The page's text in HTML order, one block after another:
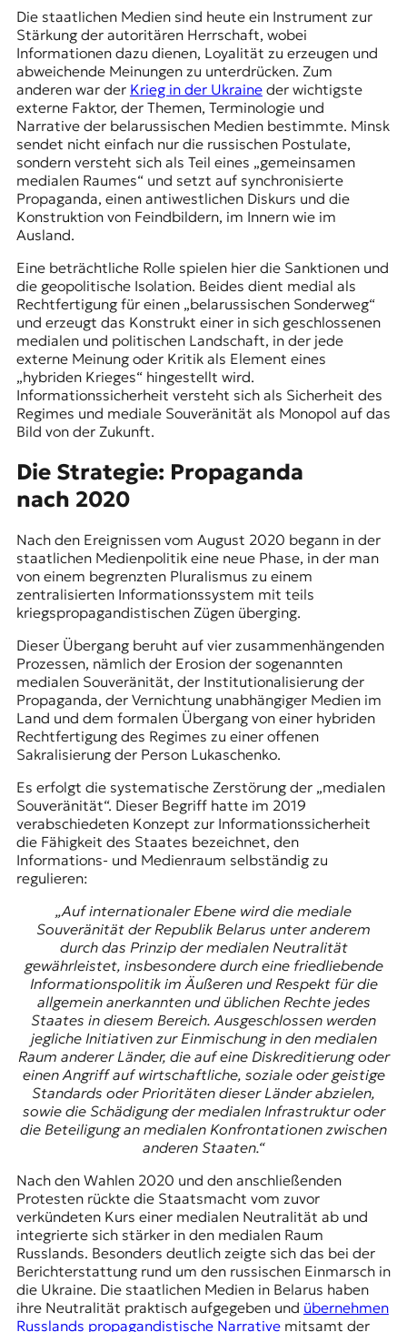
Die staatlichen Medien sind heute ein Instrument zur
Stärkung der autoritären Herrschaft, wobei
Informationen dazu dienen, Loyalität zu erzeugen und
abweichende Meinungen zu unterdrücken. Zum
anderen war der Krieg in der Ukraineder wichtigste
externe Faktor, der Themen, Terminologie und
Narrative der belarussischen Medien bestimmte. Minsk
sendet nicht einfach nur die russischen Postulate,
sondern versteht sich als Teil eines „gemeinsamen
medialen Raumes“ und setzt auf synchronisierte
Propaganda, einen antiwestlichen Diskurs und die
Konstruktion von Feindbildern, im Innern wie im
Ausland.
Eine beträchtliche Rolle spielen hier die Sanktionen und
die geopolitische Isolation. Beides dient medial als
Rechtfertigung für einen „belarussischen Sonderweg“
und erzeugt das Konstrukt einer in sich geschlossenen
medialen und politischen Landschaft, in der jede
externe Meinung oder Kritik als Element eines
„hybriden Krieges“ hingestellt wird.
Informationssicherheit versteht sich als Sicherheit des
Regimes und mediale Souveränität als Monopol auf das
Bild von der Zukunft.
Die Strategie: Propaganda
nach 2020
Nach den Ereignissen vom August 2020 begann in der
staatlichen Medienpolitik eine neue Phase, in der man
von einem begrenzten Pluralismus zu einem
zentralisierten Informationssystem mit teils
kriegspropagandistischen Zügen überging.
Dieser Übergang beruht auf vier zusammenhängenden
Prozessen, nämlich der Erosion der sogenannten
medialen Souveränität, der Institutionalisierung der
Propaganda, der Vernichtung unabhängiger Medien im
Land und dem formalen Übergang von einer hybriden
Rechtfertigung des Regimes zu einer offenen
Sakralisierung der Person Lukaschenko.
Es erfolgt die systematische Zerstörung der „medialen
Souveränität“. Dieser Begriff hatte im 2019
verabschiedeten Konzept zur Informationssicherheit
die Fähigkeit des Staates bezeichnet, den
Informations- und Medienraum selbständig zu
regulieren:
„Auf internationaler Ebene wird die mediale
Souveränität der Republik Belarus unter anderem
durch das Prinzip der medialen Neutralität
gewährleistet, insbesondere durch eine friedliebende
Informationspolitik im Äußeren und Respekt für die
allgemein anerkannten und üblichen Rechte jedes
Staates in diesem Bereich. Ausgeschlossen werden
jegliche Initiativen zur Einmischung in den medialen
Raum anderer Länder, die auf eine Diskreditierung oder
einen Angriff auf wirtschaftliche, soziale oder geistige
Standards oder Prioritäten dieser Länder abzielen,
sowie die Schädigung der medialen Infrastruktur oder
die Beteiligung an medialen Konfrontationen zwischen
anderen Staaten.“
Nach den Wahlen 2020 und den anschließenden
Protesten rückte die Staatsmacht vom zuvor
verkündeten Kurs einer medialen Neutralität ab und
integrierte sich stärker in den medialen Raum
Russlands. Besonders deutlich zeigte sich das bei der
Berichterstattung rund um den russischen Einmarsch in
die Ukraine. Die staatlichen Medien in Belarus haben
ihre Neutralität praktisch aufgegeben und übernehmen
Russlands propagandistische Narrativemitsamt der